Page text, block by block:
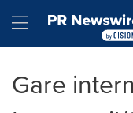
Hamburger
Gare